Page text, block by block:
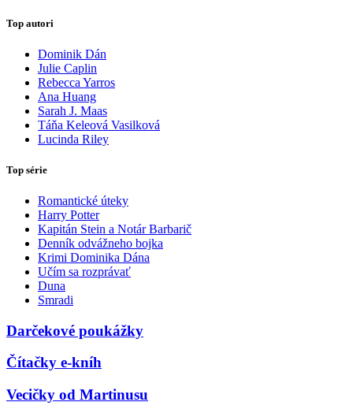
Top autori
Dominik Dán
Julie Caplin
Rebecca Yarros
Ana Huang
Sarah J. Maas
Táňa Keleová Vasilková
Lucinda Riley
Top série
Romantické úteky
Harry Potter
Kapitán Stein a Notár Barbarič
Denník odvážneho bojka
Krimi Dominika Dána
Učím sa rozprávať
Duna
Smradi
Darčekové poukážky
Čítačky e-kníh
Vecičky od Martinusu